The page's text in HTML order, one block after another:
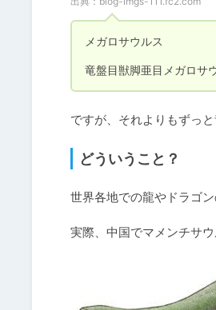
メガロサウルス
竜盤目獣脚亜目メガロサ
ですが、それよりもずっ
どういうこと？
世界各地での龍やドラゴ
実際、中国でマメンチサ